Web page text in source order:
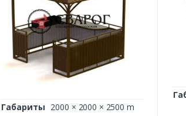
Габариты 2000 × 2000 × 2500 m